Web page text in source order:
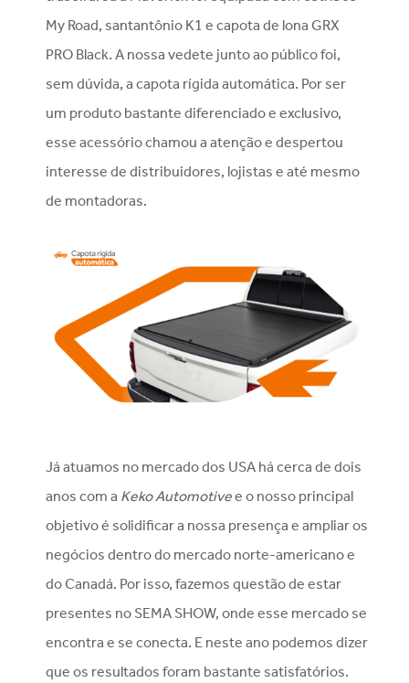
My Road, santantônio K1 e capota de lona GRX
PRO Black. A nossa vedete junto ao público foi,
sem dúvida, a capota rígida automática. Por ser
um produto bastante diferenciado e exclusivo,
esse acessório chamou a atenção e despertou
interesse de distribuidores, lojistas e até mesmo
de montadoras.
Já atuamos no mercado dos USA há cerca de dois
anos com a Keko Automotivee o nosso principal
objetivo é solidificar a nossa presença e ampliar os
negócios dentro do mercado norte-americano e
do Canadá. Por isso, fazemos questão de estar
presentes no SEMA SHOW, onde esse mercado se
encontra e se conecta. E neste ano podemos dizer
que os resultados foram bastante satisfatórios.